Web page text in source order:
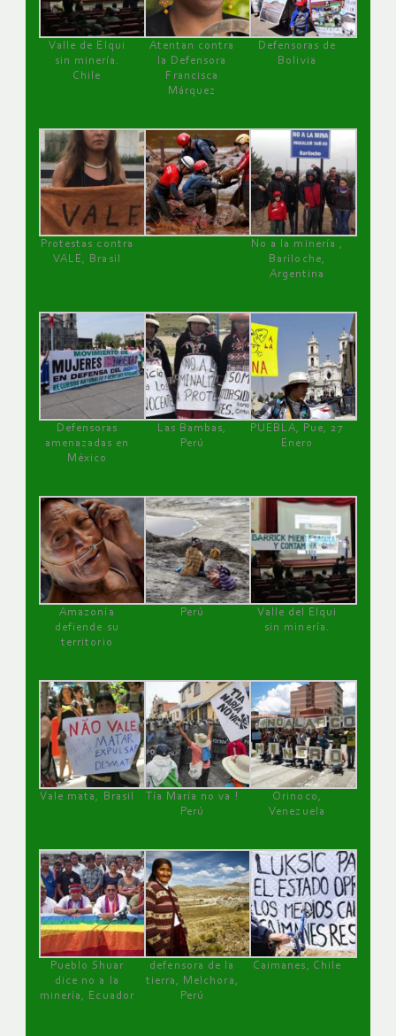
Valle de Elqui
sin minería.
Chile
Atentan contra
la Defensora
Francisca
Márquez
Defensoras de
Bolivia
Protestas contra
VALE, Brasil
No a la minería ,
Bariloche,
Argentina
Defensoras
amenazadas en
México
Las Bambas,
Perú
PUEBLA, Pue, 27
Enero
Amazonía
defiende su
territorio
Perú
Valle del Elqui
sin minería.
Vale mata, Brasil
Tía María no va !
Perú
Orinoco,
Venezuela
Pueblo Shuar
dice no a la
minería, Ecuador
defensora de la
tierra, Melchora,
Perú
Caimanes, Chile